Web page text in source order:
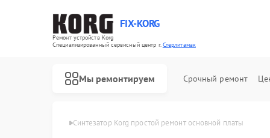
FIX-KORG
Ремонт устройств Korg
Специализированный cервисный центр г.Стерлитамак
Мы ремонтируем Срочный ремонт
Синтезатор Korg простой ремонт основной платы